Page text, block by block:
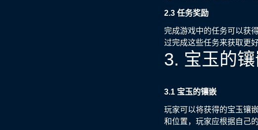
2.3 任务奖励
完成游戏中的任务可以
过完成这些任务来获取更好
3. 宝玉的
3.1 宝玉的镶嵌
玩家可以将获得的宝玉镶
和位置，玩家应根据自